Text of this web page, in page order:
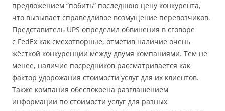
предложением “побить” последнюю цену конкурента,
что вызывает справедливое возмущение перевозчиков.
Представитель UPS определил обвинения в сговоре
с FedEx как смехотворные, отметив наличие очень
жёсткой конкуренции между двумя компаниями. Тем не
менее, наличие посредников рассматривается как
фактор удорожания стоимости услуг для их клиентов.
Также компания обеспокоена разглашением
информации по стоимости услуг для разных